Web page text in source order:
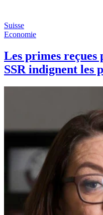
Suisse
Economie
Les primes reçues
SSR indignent les